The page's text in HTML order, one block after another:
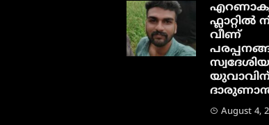
ഫ്ലാറ്റിൽ
വീണ്
August 4,